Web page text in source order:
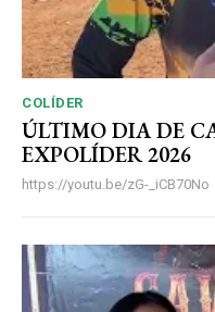
COLÍDER
ÚLTIMO DIA DE
EXPOLÍDER 2026
https://youtu.be/zG-_iCB70No